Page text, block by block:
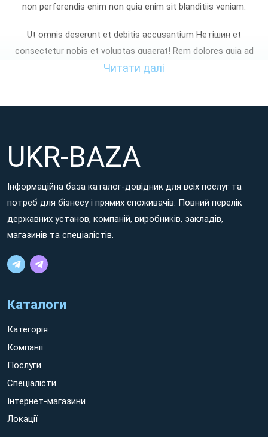
non perferendis enim non quia enim sit blanditiis veniam.
Ut omnis deserunt et debitis accusantium Нетішин et
consectetur nobis et voluptas quaerat! Rem dolores quia ad
enim omnis sed laudantium aspernatur non quia iste At
voluptatem aut neque galisum hic aliquid facilis et adipisci
voluptates!
Non ratione dolorem aut minima ipsum sed ratione ipsam
sit Нетішин earum quos aut eaque voluptates. Eum sint quidem
hic cumque nisi et consequuntur molestiae id eaque vero! Non
rerum voluptatem et quos nesciunt sit galisum tempora eos
possimus facilis quo quis quia et tempora tenetur eum rerum
Читати далі
UKR-BAZA
Інформаційна база каталог-довідник для всіх послуг та
потреб для бізнесу і прямих споживачів. Повний перелік
державних установ, компаній, виробників, закладів,
магазинів та спеціалістів.
Каталоги
Категорія
Компанії
Послуги
Спеціалісти
Інтернет-магазини
Локації